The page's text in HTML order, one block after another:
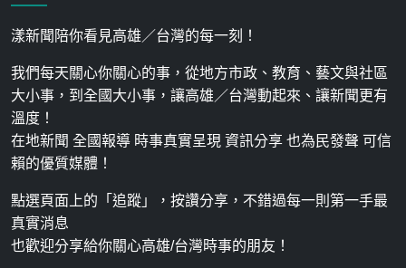
漾新聞陪你看見高雄／台灣的每一刻！
我們每天關心你關心的事，從地方市政、教育、藝文與社區
大小事，到全國大小事，讓高雄／台灣動起來、讓新聞更有
溫度！
在地新聞 全國報導 時事真實呈現 資訊分享 也為民發聲 可信
賴的優質媒體！
點選頁面上的「追蹤」，按讚分享，不錯過每一則第一手最
真實消息
也歡迎分享給你關心高雄/台灣時事的朋友！